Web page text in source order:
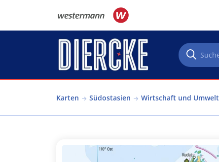
Karten Südostasien Wirtschaft und Umwelt